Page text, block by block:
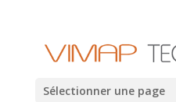
Sélectionner une page